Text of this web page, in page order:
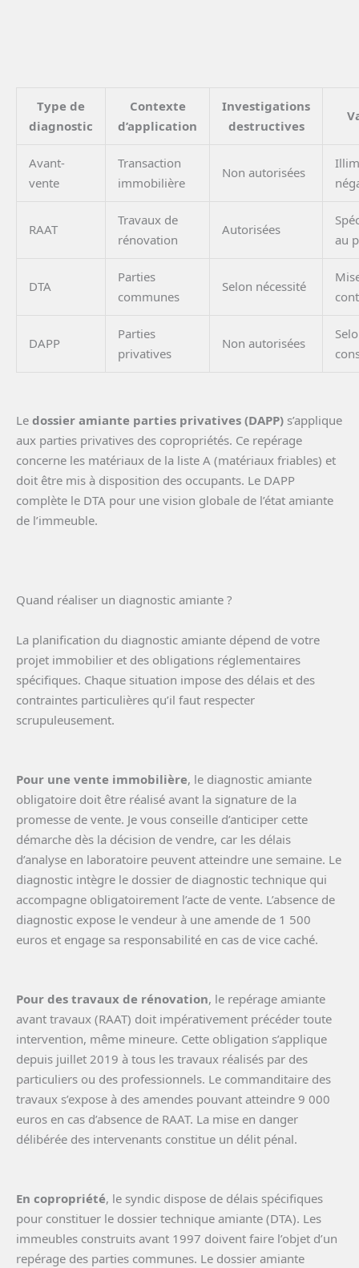
Type de
diagnostic
Contexte
d’application
Investigations
destructives
Avant-
vente
Transaction
immobilière
Non autorisées
RAAT
Travaux de
rénovation
Autorisées
au
DTA
Parties
communes
Selon nécessité
DAPP
Parties
privatives
Non autorisées
Le dossier amiante parties privatives (DAPP) s’applique
aux parties privatives des copropriétés. Ce repérage
concerne les matériaux de la liste A (matériaux friables) et
doit être mis à disposition des occupants. Le DAPP
complète le DTA pour une vision globale de l’état amiante
de l’immeuble.
Quand réaliser un diagnostic amiante ?
La planification du diagnostic amiante dépend de votre
projet immobilier et des obligations réglementaires
spécifiques. Chaque situation impose des délais et des
contraintes particulières qu’il faut respecter
scrupuleusement.
Pour une vente immobilière, le diagnostic amiante
obligatoire doit être réalisé avant la signature de la
promesse de vente. Je vous conseille d’anticiper cette
démarche dès la décision de vendre, car les délais
d’analyse en laboratoire peuvent atteindre une semaine. Le
diagnostic intègre le dossier de diagnostic technique qui
accompagne obligatoirement l’acte de vente. L’absence de
diagnostic expose le vendeur à une amende de 1 500
euros et engage sa responsabilité en cas de vice caché.
Pour des travaux de rénovation, le repérage amiante
avant travaux (RAAT) doit impérativement précéder toute
intervention, même mineure. Cette obligation s’applique
depuis juillet 2019 à tous les travaux réalisés par des
particuliers ou des professionnels. Le commanditaire des
travaux s’expose à des amendes pouvant atteindre 9 000
euros en cas d’absence de RAAT. La mise en danger
délibérée des intervenants constitue un délit pénal.
En copropriété, le syndic dispose de délais spécifiques
pour constituer le dossier technique amiante (DTA). Les
immeubles construits avant 1997 doivent faire l’objet d’un
repérage des parties communes. Le dossier amiante